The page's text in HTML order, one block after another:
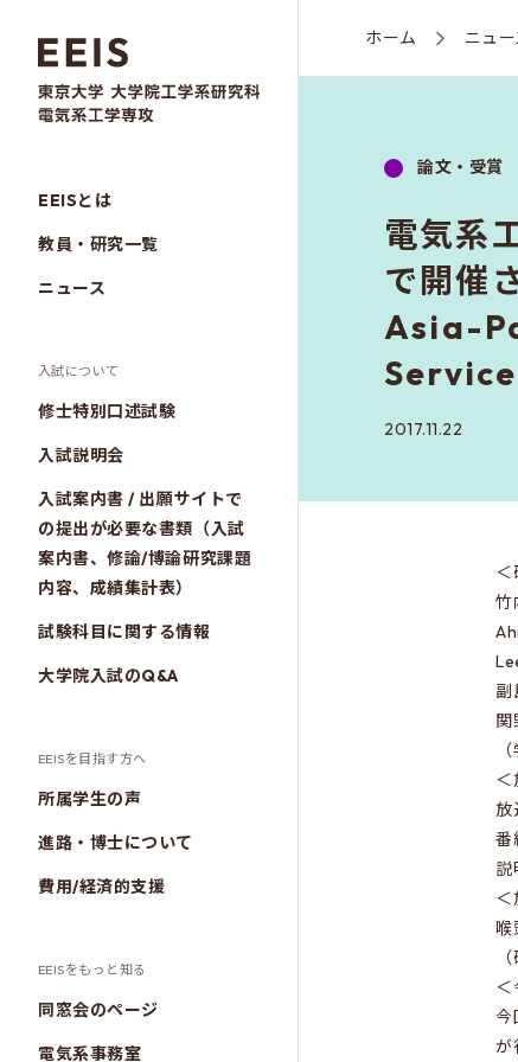
EEISとは
教員・研究一覧
ニュース
入試について
修士特別口述試験
入試説明会
入試案内書 / 出願サイトで
の提出が必要な書類（入試
案内書、修論/博論研究課題
内容、成績集計表）
試験科目に関する情報
大学院入試のQ&A
EEISを目指す方へ
所属学生の声
進路・博士について
費用/経済的支援
EEISをもっと知る
同窓会のページ
電気系事務室
ホーム ニュー
電気系
で開催
Asia-
Service
論文・受賞
2017.11.22
＜
竹
副
関
＜
放
番
説
＜
喉
＜
今
が